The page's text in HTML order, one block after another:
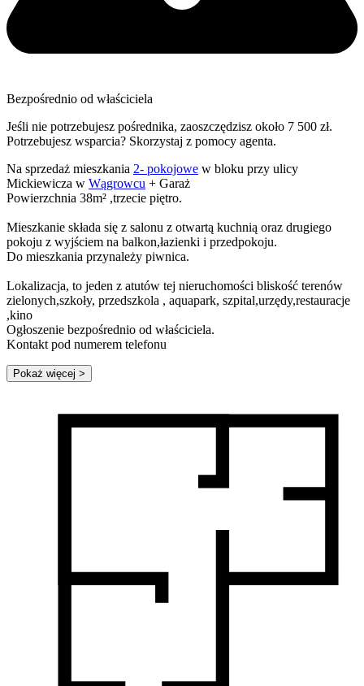
Bezpośrednio od właściciela
Jeśli nie potrzebujesz pośrednika, zaoszczędzisz około 7 500 zł.
Potrzebujesz wsparcia? Skorzystaj z pomocy agenta.
Na sprzedaż mieszkania 2- pokojowe w bloku przy ulicy
Mickiewicza w Wągrowcu + Garaż
Powierzchnia 38m² ,trzecie piętro.
Mieszkanie składa się z salonu z otwartą kuchnią oraz drugiego
pokoju z wyjściem na balkon,łazienki i przedpokoju.
Do mieszkania przynależy piwnica.
Lokalizacja, to jeden z atutów tej nieruchomości bliskość terenów
zielonych,szkoły, przedszkola , aquapark, szpital,urzędy,restauracje
,kino
Ogłoszenie bezpośrednio od właściciela.
Kontakt pod numerem telefonu
Pokaż więcej >